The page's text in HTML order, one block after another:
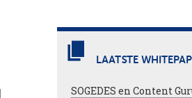
LAATSTE
SOGEDES en Content